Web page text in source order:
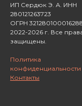
ИП Сердюк Э. А. ИНН
280121263723 ‌
ОГРН
2022-2026 г. Все
защищены.
Политика
конфиденциальности
Контакты